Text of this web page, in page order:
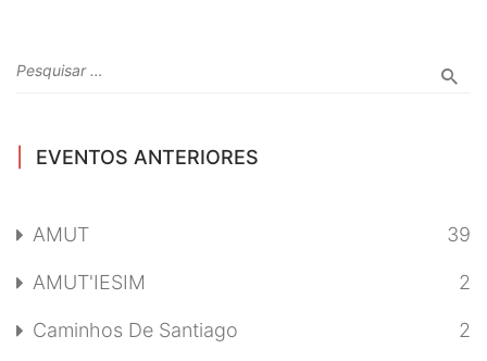
EVENTOS ANTERIORES
AMUT 39
AMUT'IESIM 2
Caminhos De Santiago 2